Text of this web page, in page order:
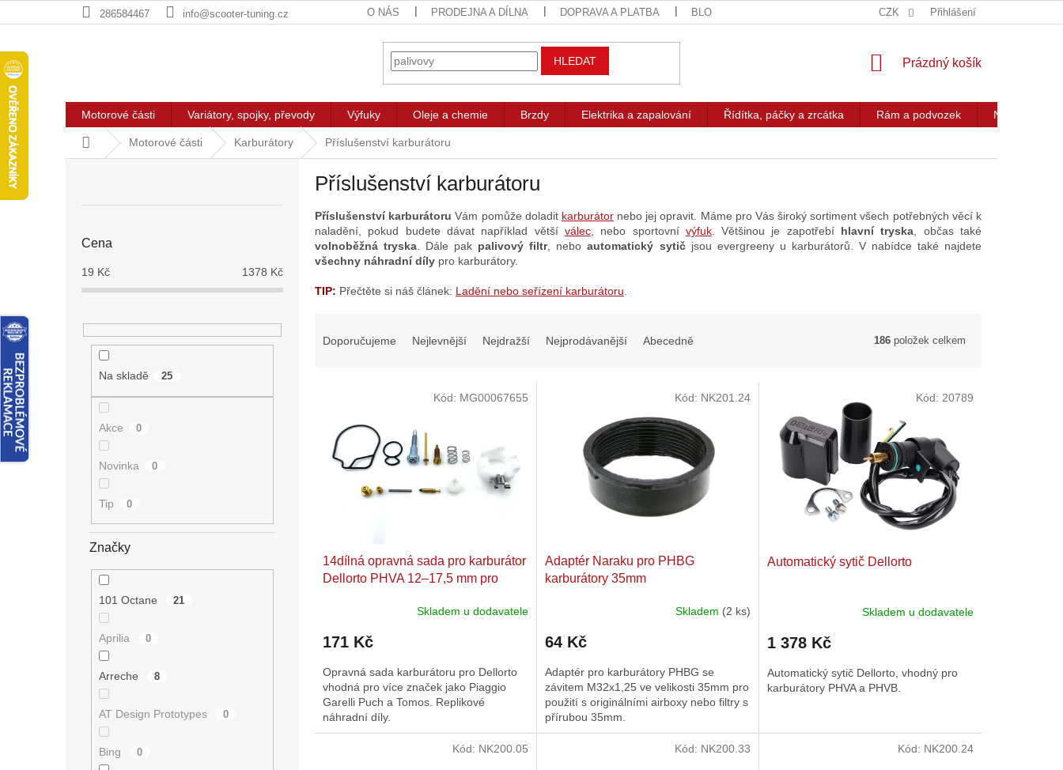
na
286584467 info@scooter-tuning.cz O NÁS PRODEJNA A DÍLNA DOPRAVA A PLATBA BLOG CZK Přihlášení
HLEDAT
NÁKUPNÍ
Prázdný košík
Motorové části Variátory, spojky, převody Výfuky Oleje a chemie Brzdy Elektrika a zapalování Řídítka, páčky a zrcátka Rám a podvozek Nářadí a
Domů Motorové části Karburátory Příslušenství karburátoru
Cena
19 Kč 1378 Kč
Na skladě 25
Akce 0
Novinka 0
Tip 0
Značky
101 Octane 21
Aprilia 0
Arreche 8
AT Design Prototypes 0
Bing 0
Příslušenství karburátoru
Příslušenství karburátoru Vám pomůže doladit karburátornebo jej opravit. Máme pro Vás široký sortiment všech potřebných věcí k
naladění, pokud budete dávat například větší válec, nebo sportovní výfuk. Většinou je zapotřebíhlavní tryska , občas také
volnoběžná tryska . Dále pak palivový filtr, neboautomatický sytičjsou evergreeny u karburátorů. V nabídce také najdete
všechny náhradní díly pro karburátory.
TIP: Přečtěte si náš článek: Ladění nebo seřízení karburátoru
Doporučujeme Nejlevnější Nejdražší Nejprodávanější Abecedně 186 položek celkem
14dílná opravná sada pro karburátor
Dellorto PHVA 12–17,5 mm pro
Skladem u dodavatele
171 Kč
Opravná sada karburátoru pro Dellorto
vhodná pro více značek jako Piaggio
Garelli Puch a Tomos. Replikové
náhradní díly.
Kód: MG00067655
Adaptér Naraku pro PHBG
karburátory 35mm
Skladem (2 ks)
64 Kč
Adaptér pro karburátory PHBG se
závitem M32x1,25 ve velikosti 35mm pro
použití s originálními airboxy nebo filtry s
přírubou 35mm.
Kód: NK201.24
Automatický sytič Dellorto
produktu
5,0
z
Skladem u dodavatele
1 378 Kč
Automatický sytič Dellorto, vhodný pro
karburátory PHVA a PHVB.
Kód: 20789
Kód: NK200.05 Kód: NK200.33 Kód: NK200.24